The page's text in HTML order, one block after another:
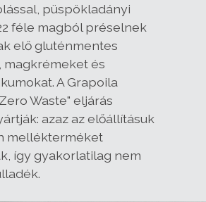
püspökladányi
féle magból préselnek
elő gluténmentes
magkrémeket és
A Grapoila
Waste" eljárás
azaz az előállításuk
mellékterméket
így gyakorlatilag nem